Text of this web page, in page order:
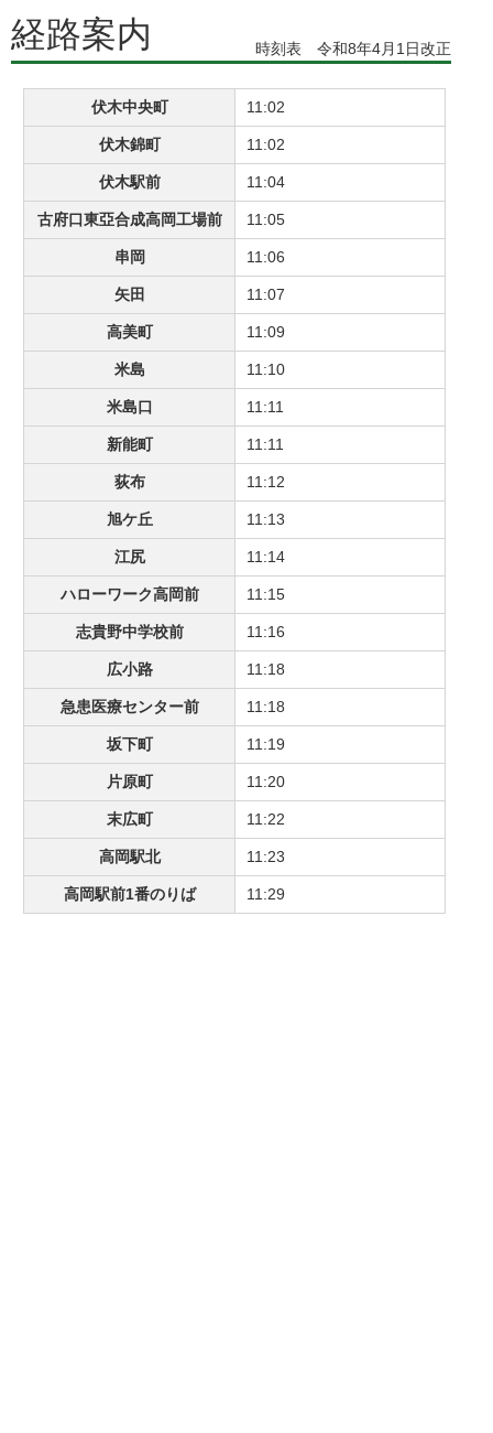
経路案内 時刻表 令和8年4月1日改正
伏木中央町 11:02
伏木錦町 11:02
伏木駅前 11:04
古府口東亞合成高岡工場前 11:05
串岡 11:06
矢田 11:07
高美町 11:09
米島 11:10
米島口 11:11
新能町 11:11
荻布 11:12
旭ケ丘 11:13
江尻 11:14
ハローワーク高岡前 11:15
志貴野中学校前 11:16
広小路 11:18
急患医療センター前 11:18
坂下町 11:19
片原町 11:20
末広町 11:22
高岡駅北 11:23
高岡駅前1番のりば 11:29